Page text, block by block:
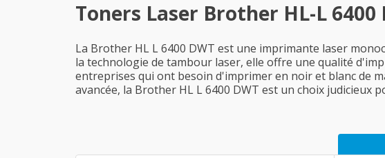
Toners Laser Brother HL-L 6400
La Brother HL L 6400 DWT est une imprimante laser
la technologie de tambour laser, elle offre une qualité
entreprises qui ont besoin d'imprimer en noir et blanc de
avancée, la Brother HL L 6400 DWT est un choix